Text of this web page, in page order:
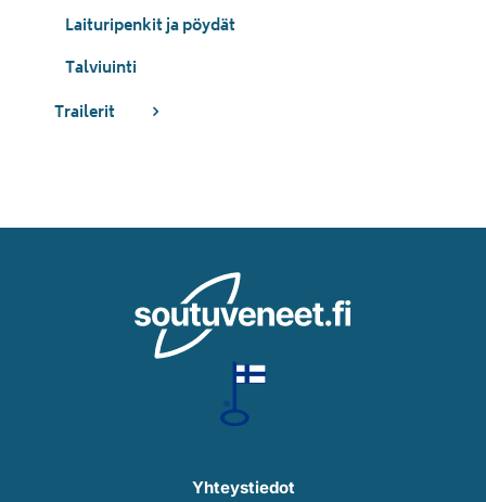
Laituripenkit ja pöydät
Talviuinti
Trailerit
Yhteystiedot